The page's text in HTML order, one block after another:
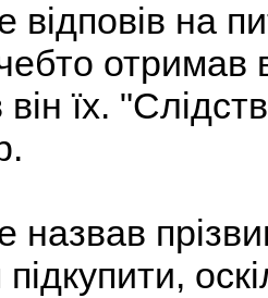
на
отримав
їх.
назвав